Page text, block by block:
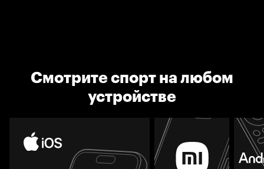
Смотрите спорт на любом
устройстве